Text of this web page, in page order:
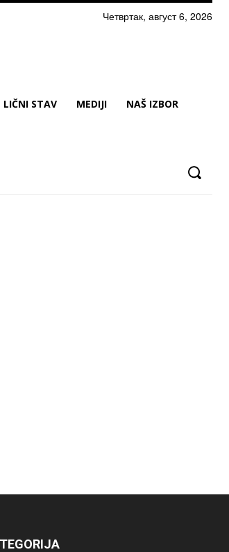
Четвртак, август 6, 2026
LIČNI STAV MEDIJI NAŠ IZBOR